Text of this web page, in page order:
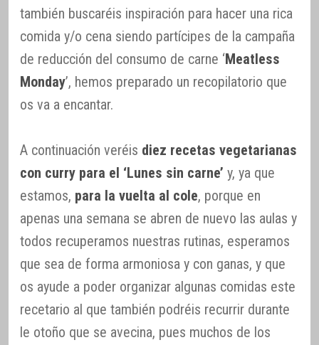
también buscaréis inspiración para hacer una rica
comida y/o cena siendo partícipes de la campaña
de reducción del consumo de carne ‘Meatless
Monday’, hemos preparado un recopilatorio que
os va a encantar.
A continuación veréis diez recetas vegetarianas
con curry para el ‘Lunes sin carne’ y, ya que
estamos, para la vuelta al cole, porque en
apenas una semana se abren de nuevo las aulas y
todos recuperamos nuestras rutinas, esperamos
que sea de forma armoniosa y con ganas, y que
os ayude a poder organizar algunas comidas este
recetario al que también podréis recurrir durante
le otoño que se avecina, pues muchos de los